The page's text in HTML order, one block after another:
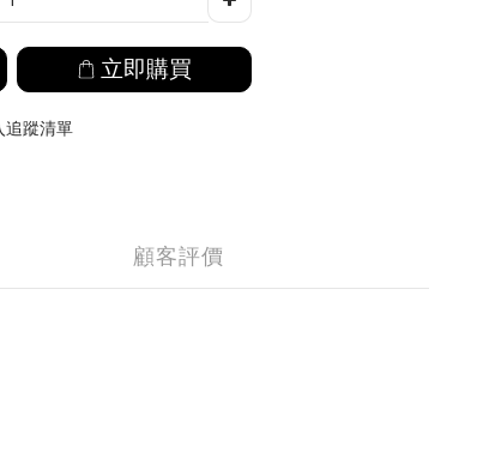
立即購買
追蹤清單
顧客評價